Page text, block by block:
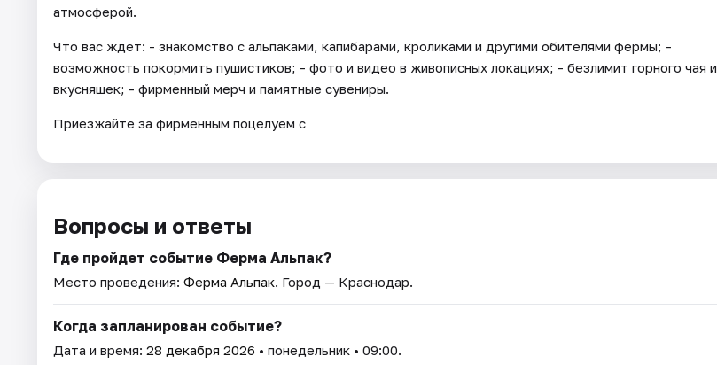
атмосферой.
Что вас ждет: - знакомство с альпаками, капибарами, кроликами и другими обителями фермы; -
возможность покормить пушистиков; - фото и видео в живописных локациях; - безлимит горного чая и
вкусняшек; - фирменный мерч и памятные сувениры.
Приезжайте за фирменным поцелуем с
Вопросы и ответы
Где пройдет событие Ферма Альпак?
Место проведения: Ферма Альпак. Город — Краснодар.
Когда запланирован событие?
Дата и время: 28 декабря 2026 • понедельник • 09:00.